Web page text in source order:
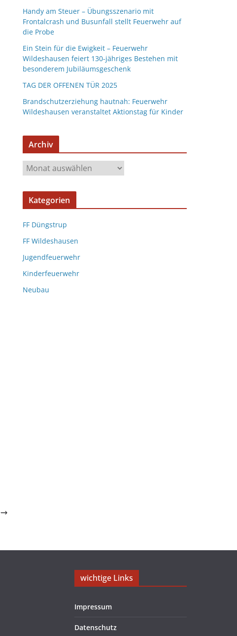
Handy am Steuer – Übungsszenario mit
Frontalcrash und Busunfall stellt Feuerwehr auf
die Probe
Ein Stein für die Ewigkeit – Feuerwehr
Wildeshausen feiert 130-jähriges Bestehen mit
besonderem Jubiläumsgeschenk
TAG DER OFFENEN TÜR 2025
Brandschutzerziehung hautnah: Feuerwehr
Wildeshausen veranstaltet Aktionstag für Kinder
Archiv
Kategorien
FF Düngstrup
FF Wildeshausen
Jugendfeuerwehr
Kinderfeuerwehr
Neubau
wichtige Links
Impressum
Datenschutz